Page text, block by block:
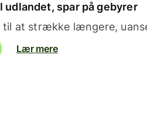
udlandet, spar på gebyrer
til at strække længere,
Lær mere